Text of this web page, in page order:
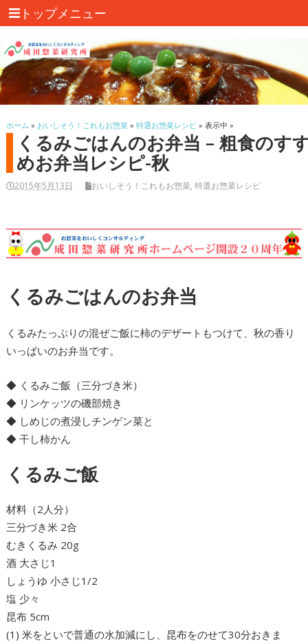
トップメニュー
ホーム » おいしそう！これもお惣菜» 特選お惣菜レシピ» 表示中 »
くるみごはんのお弁当 – 粗食のす
めお弁当レシピ-秋
2015年5月13日 おいしそう！これもお惣菜, 特選お惣菜レシピ
くるみごはんのお弁当
くるみたっぷりの混ぜご飯に柿のデザートもつけて、秋の香り
いっぱいのお弁当です。
◆ くるみご飯（三分づき米）
◆ リンケッツの磯部焼き
◆ しめじの煮浸しチンゲン菜と
◆ 干し柿かん
くるみご飯
材料（2人分）
三分づき米 2合
むきくるみ 20g
酒 大さじ1
しょうゆ 小さじ1/2
塩 少々
昆布 5cm
(1) 米をといで普通の水加減にし、昆布をのせて30分おきま